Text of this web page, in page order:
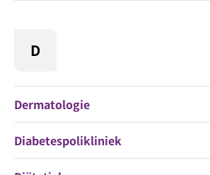
D
Dermatologie
Diabetespolikliniek